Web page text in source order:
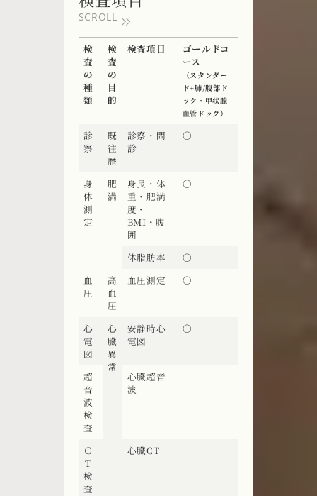
SCROLL keyboard_double_arrow_right
検
査
の
種
類
検
査
の
目
的
検査項目
ゴールドコ
ース
（スタンダー
ド+肺/腹部ド
ック・甲状腺
血管ドック）
診
察
既
往
歴
診察・問
診
〇
身
体
測
定
肥
満
身長・体
重・肥満
度・
BMI・腹
囲
〇
体脂肪率
〇
血
圧
高
血
圧
血圧測定 〇
心
電
図
心
臓
異
常
安静時心
電図
〇
超
音
波
検
査
心臓超音
波
－
Ｃ
Ｔ
検
査
心臓CT －